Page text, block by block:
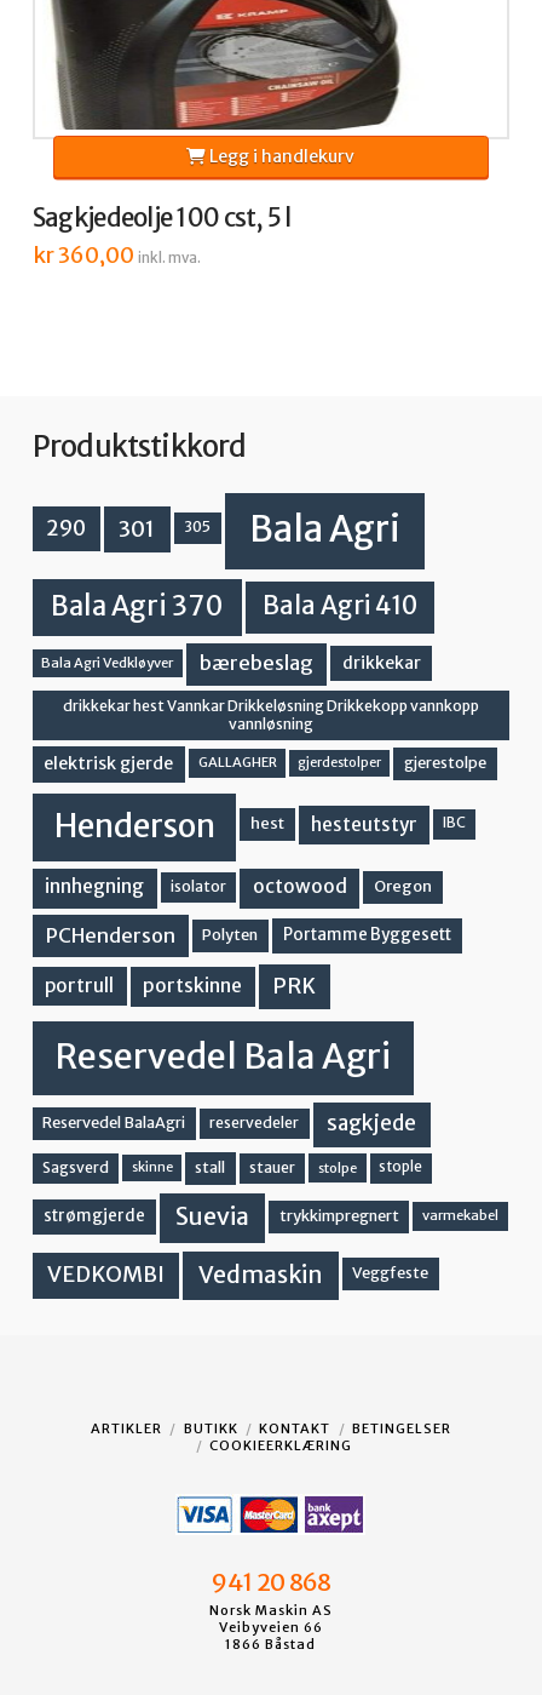
Sagkjedeolje 100 cst, 5 l
kr360,00 inkl. mva.
Legg i handlekurv
Produktstikkord
290 301 305 Bala Agri
Bala Agri 370 Bala Agri 410
Bala Agri Vedkløyver bærebeslag drikkekar
drikkekar hest Vannkar Drikkeløsning Drikkekopp vannkopp
vannløsning
elektrisk gjerde GALLAGHER gjerdestolper gjerestolpe
Henderson hest hesteutstyr IBC
innhegning isolator octowood Oregon
PCHenderson Polyten Portamme Byggesett
portrull portskinne PRK
Reservedel Bala Agri
Reservedel BalaAgri reservedeler sagkjede
Sagsverd skinne stall stauer stolpe stople
strømgjerde Suevia trykkimpregnert varmekabel
VEDKOMBI Vedmaskin Veggfeste
ARTIKLER BUTIKK KONTAKT
BETINGELSER
COOKIEERKLÆRING
941 20 868
Norsk Maskin AS
Veibyveien 66
1866 Båstad